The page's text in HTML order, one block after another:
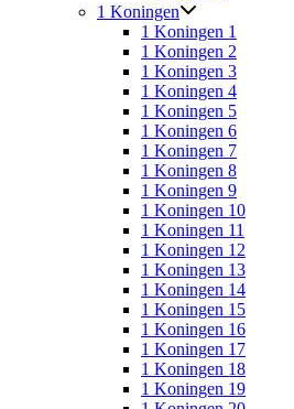
1 Koningen
1 Koningen 1
1 Koningen 2
1 Koningen 3
1 Koningen 4
1 Koningen 5
1 Koningen 6
1 Koningen 7
1 Koningen 8
1 Koningen 9
1 Koningen 10
1 Koningen 11
1 Koningen 12
1 Koningen 13
1 Koningen 14
1 Koningen 15
1 Koningen 16
1 Koningen 17
1 Koningen 18
1 Koningen 19